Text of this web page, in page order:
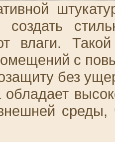
создать
влаги.
с
без
обладает